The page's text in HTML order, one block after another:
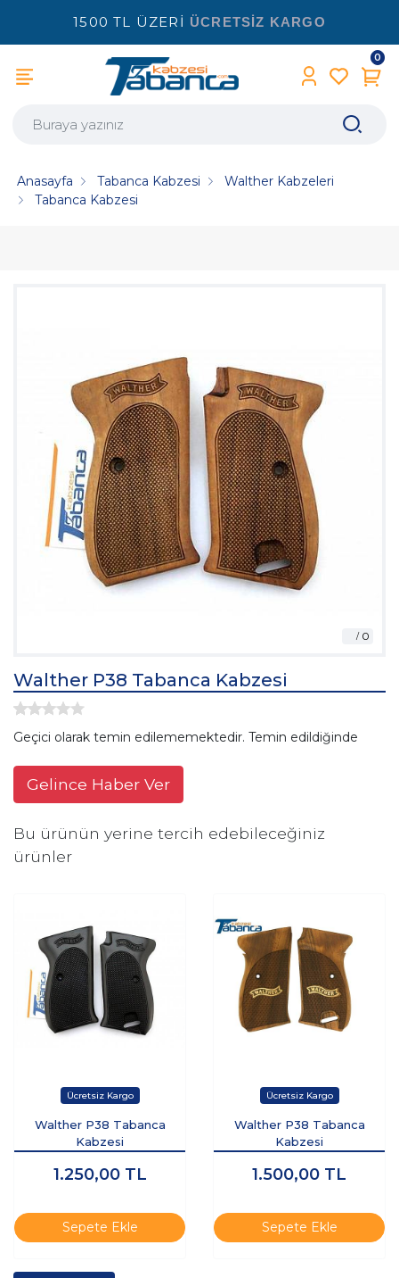
1500 TL ÜZERİ ÜCRETSİZ KARGO
0
Anasayfa Tabanca Kabzesi
Walther Kabzeleri
Tabanca Kabzesi
Walther P38 Tabanca Kabzesi
Geçici olarak temin edilememektedir. Temin edildiğinde
Gelince Haber Ver
Bu ürünün yerine tercih edebileceğiniz
ürünler
Walther P38 Tabanca
Kabzesi
1.250,00 TL
Sepete Ekle
Walther P38 Tabanca
Kabzesi
1.500,00 TL
Sepete Ekle